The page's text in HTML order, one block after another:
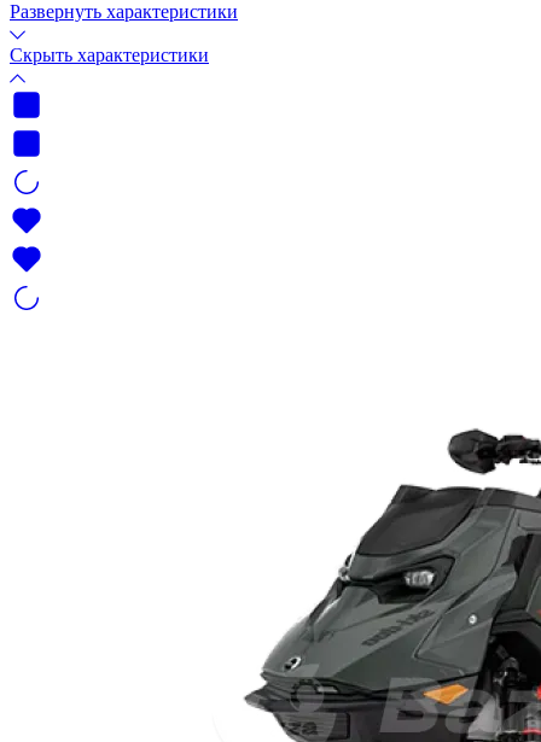
Развернуть характеристики
Скрыть характеристики